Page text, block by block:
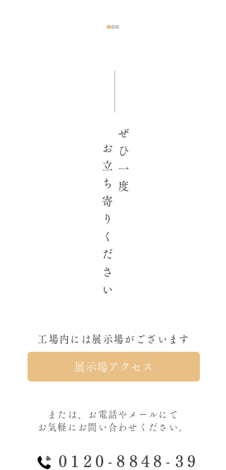
いつもお立ち寄りくださる皆
今頃になって事務所の整理を
したり、不要な物を片付けた
りしています(´･ω･`;) 毎年反
省から始まる新年のような気
がします笑 今年も途切れなが
らでも、ブログを更新してい
きたいと思います。 よろしく
お願いいたします！
ぜ
ひ
一
度
お
立
ち
寄
り
く
だ
さ
い
工場内には展示場がございます
展示場アクセス
または、お電話やメールにて
お気軽にお問い合わせください。
0120-8848-39